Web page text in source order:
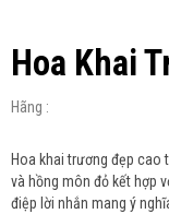
Hoa Khai
Hãng :
Hoa khai trương đẹp cao
và hồng môn đỏ kết hợp
điệp lời nhắn mang ý